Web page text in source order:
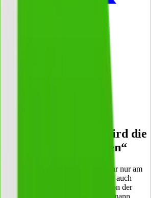
„Der Handel wird die
übernehmen“
der Handel zukünftig nicht mehr nur am
gemessen werden wird, sondern auch
und die Markenkommunikation der
unterstützt“, ist sich Matthias Hofmann